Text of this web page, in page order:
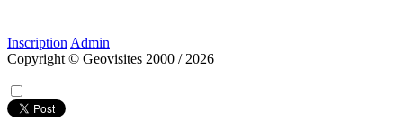
Inscription Admin
Copyright © Geovisites 2000 / 2026